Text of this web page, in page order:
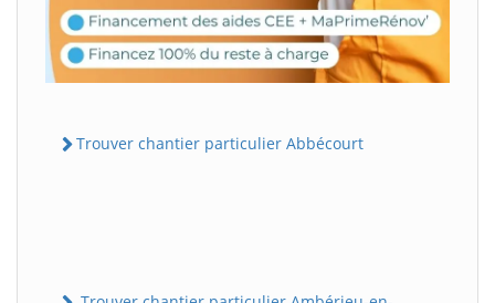
Trouver chantier particulier Abbécourt